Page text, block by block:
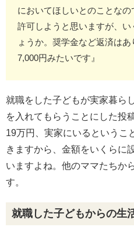
においてほしいとのことな
許可しようと思いますが、
ょうか。奨学金など返済は
7,000円みたいです』
就職をした子どもが実家暮ら
を入れてもらうことにした投
19万円、実家にいるというこ
きますから、金額をいくらに
いますよね。他のママたちか
す。
就職した子どもからの生